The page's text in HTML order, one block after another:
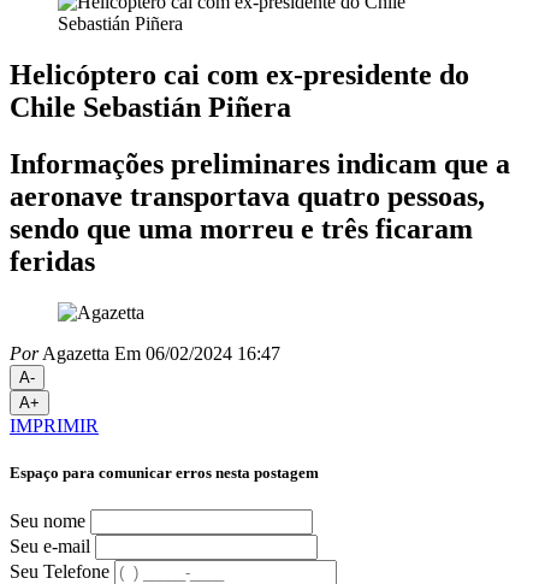
Helicóptero cai com ex-presidente do
Chile Sebastián Piñera
Informações preliminares indicam que a
aeronave transportava quatro pessoas,
sendo que uma morreu e três ficaram
feridas
PorAgazetta Em 06/02/2024 16:47
A-
A+
IMPRIMIR
Espaço para comunicar erros nesta postagem
Seu nome
Seu e-mail
Seu Telefone